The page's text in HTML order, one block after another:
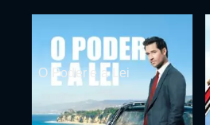
O Poder e a Lei